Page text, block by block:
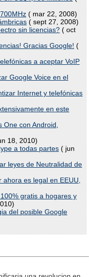
( mar 22, 2008)
( sept 27, 2008)
sin licencias? ( oct
Gracias Google! (
a aceptar VoIP
Google Voice en el
Internet y telefónicas
en este
con Android,
18, 2010)
a todas partes ( jun
leyes de Neutralidad de
es legal en EEUU,
gratis a hogares y
del posible Google